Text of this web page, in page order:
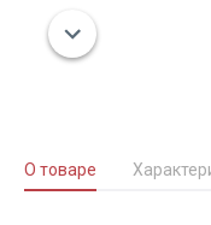
О товаре